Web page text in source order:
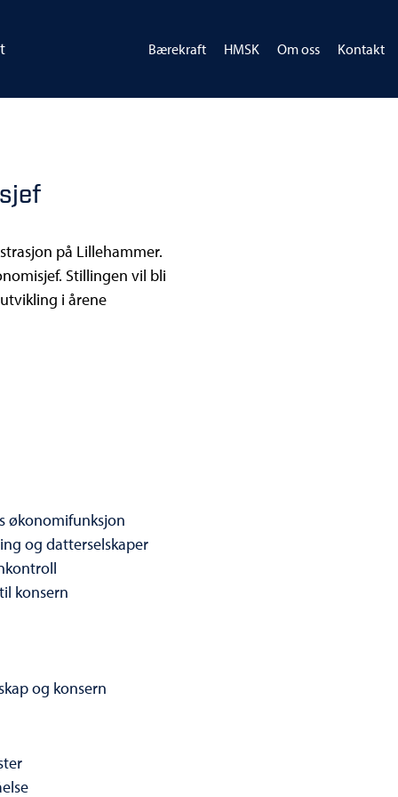
Bærekraft HMSK Om oss Kontakt
på Lillehammer.
Stillingen vil bli
i årene
økonomifunksjon
og datterselskaper
konsern
og konsern